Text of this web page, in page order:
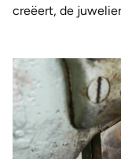
creëert, de